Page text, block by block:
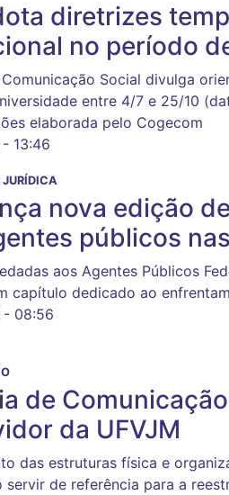
diretrizes
no período
Social divulga
entre 4/7 e 25/10
elaborada pelo Cogecom
13:46
JURÍDICA
nova edição
públicos
aos Agentes Públicos
capítulo dedicado ao
08:56
de
da UFVJM
das estruturas física e
de referência para a